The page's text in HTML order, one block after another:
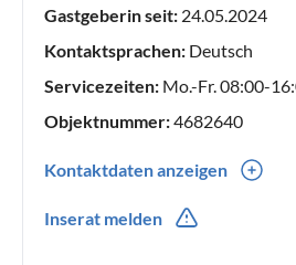
Gastgeberin seit: 24.05.2024
Kontaktsprachen: Deutsch
Servicezeiten: Mo.-Fr. 08:00-
Objektnummer:4682640
Kontaktdaten anzeigen
Inserat melden